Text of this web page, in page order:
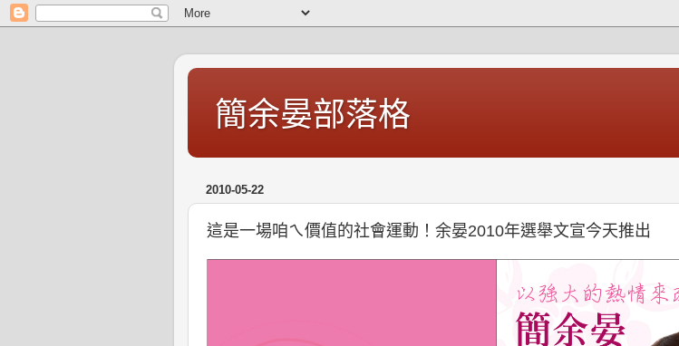
簡余晏部落格
2010-05-22
這是一場咱ㄟ價值的社會運動！余晏2010年選舉文宣今天推出